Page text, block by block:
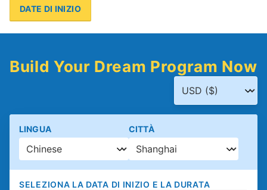
DATE DI INIZIO
Build Your Dream Program Now
LINGUA CITTÀ
SELEZIONA LA DATA DI INIZIO E LA DURATA